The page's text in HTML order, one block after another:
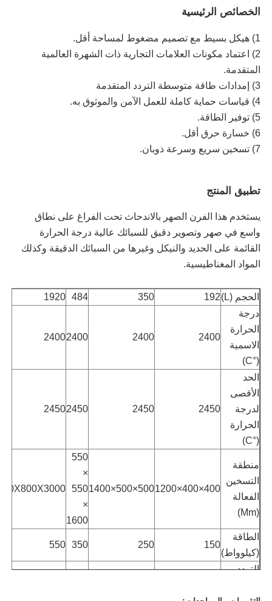
منزل
المنتجات
عرض الواقع الافتراضي
حول بنا
ضبط الجودة
اتصل بنا
أخبار
جميع القضايا
طلب اقتباس
الخصائص الرئيسية
1) هيكل بسيط مع تصميم مضغوط لمساحة أقل.
2) اعتماد مكونات العلامات التجارية ذات الشهرة العالمية
المتقدمة.
3) إمدادات طاقة متوسطة التردد المتقدمة
4) قياسات حماية كاملة للعمل الآمن والموثوق به.
5) توفير الطاقة.
6) خسارة حرق أقل.
7) تسخين سريع وسرعة ذوبان.
تطبيق المنتج
يستخدم هذا الفرن الصهر بالاندحاث تحت الفراغ على نطاق
واسع في صهر وتصوير دقيق للسبائك عالية درجة الحرارة
القائمة على الحديد والنيكل وغيرها من السبائك الدقيقة وكذلك
المواد المغناطيسية.
الحجم (L) 192
350
484
1920
درجة
الحرارة
الاسمية
(°C)
2400
2400
2400
2400
الحد
الأقصى
لدرجة
الحرارة
(°C)
2450
2450
2450
2450
منطقة
التسخين
الفعالة
(Mm)
400×400×1200
500×500×1400
550
×
550
×
1600
الطاقة
(كيلوواط)
150
250
350
550
التردد